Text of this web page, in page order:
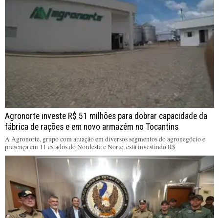
Agronorte investe R$ 51 milhões para dobrar capacidade da
fábrica de rações e em novo armazém no Tocantins
A Agronorte, grupo com atuação em diversos segmentos do agronegócio e
presença em 11 estados do Nordeste e Norte, está investindo R$